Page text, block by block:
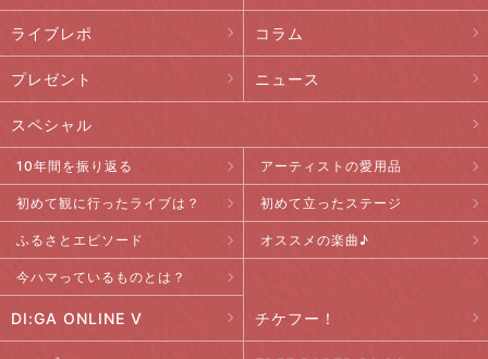
ライブレポ コラム
プレゼント ニュース
スペシャル
10年間を振り返る アーティストの愛用品
初めて観に行ったライブは？ 初めて立ったステージ
ふるさとエピソード オススメの楽曲♪
今ハマっているものとは？
DI:GA ONLINE V チケフー！